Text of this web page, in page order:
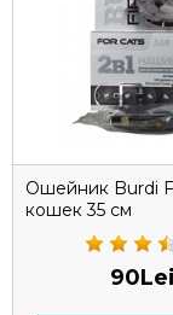
Ошейник Burdi
кошек 35 см
90Lei